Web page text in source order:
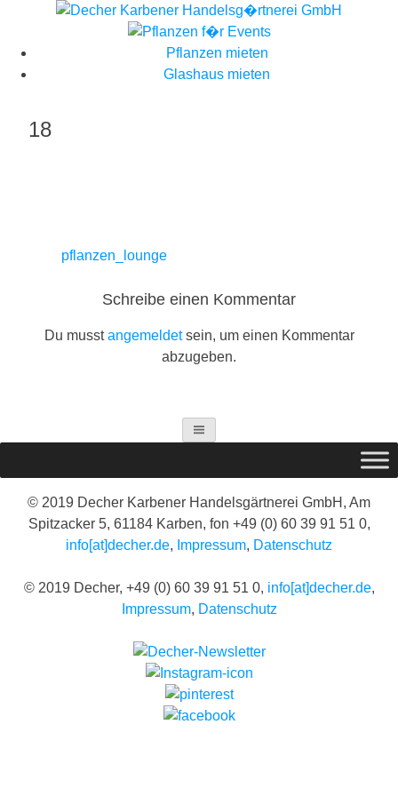
content
Pflanzen mieten
Glashaus mieten
18
Beitragsnavigation
pflanzen_lounge
Schreibe einen Kommentar
Du musstangemeldetsein, um einen Kommentar
abzugeben.
© 2019 Decher Karbener Handelsgärtnerei GmbH, Am
Spitzacker 5, 61184 Karben, fon +49 (0) 60 39 91 51 0,
info[at]decher.de, Impressum, Datenschutz
© 2019 Decher, +49 (0) 60 39 91 51 0, info[at]decher.de,
Impressum, Datenschutz